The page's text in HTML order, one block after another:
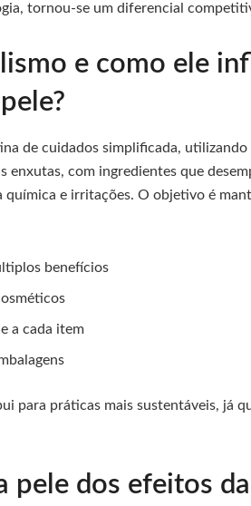
tornou-se um diferencial
e como ele
de cuidados simplificada,
enxutas, com ingredientes que
química e irritações. O objetivo é
benefícios
a cada item
para práticas mais sustentáveis, já
pele dos efeitos